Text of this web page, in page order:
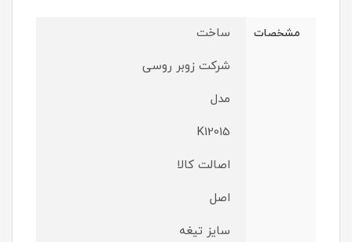
مشخصات
ساخت
شرکت زوبر روسی
مدل
K12015
اصالت کالا
اصل
سایز تیغه